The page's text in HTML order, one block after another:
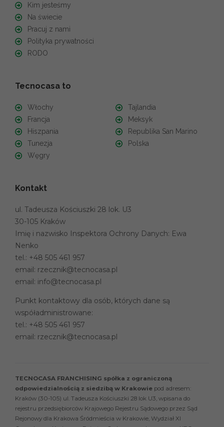
Kim jesteśmy
Na świecie
Pracuj z nami
Polityka prywatności
RODO
Tecnocasa to
Włochy
Francja
Hiszpania
Tunezja
Węgry
Tajlandia
Meksyk
Republika San Marino
Polska
Kontakt
ul. Tadeusza Kościuszki 28 lok. U3
30-105 Kraków
Imię i nazwisko Inspektora Ochrony Danych: Ewa
Nenko
tel.: +48 505 461 957
email: rzecznik@tecnocasa.pl
email: info@tecnocasa.pl
Punkt kontaktowy dla osób, których dane są
współadministrowane:
tel.: +48 505 461 957
email: rzecznik@tecnocasa.pl
TECNOCASA FRANCHISING spółka z ograniczoną
odpowiedzialnością z siedzibą w Krakowie pod adresem:
Kraków (30-105) ul. Tadeusza Kościuszki 28 lok U3, wpisana do
rejestru przedsiębiorców Krajowego Rejestru Sądowego przez Sąd
Rejonowy dla Krakowa Śródmieścia w Krakowie, Wydział XI